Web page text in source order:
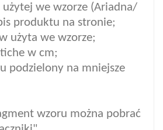
we wzorze (Ariadna/
produktu na stronie;
użyta we wzorze;
w cm;
podzielony na mniejsze
wzoru można pobrać